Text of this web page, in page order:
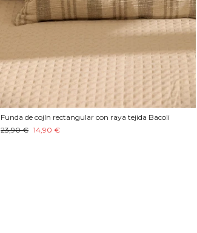
Funda de cojín rectangular con raya tejida Bacoli
23,90 € 14,90 €